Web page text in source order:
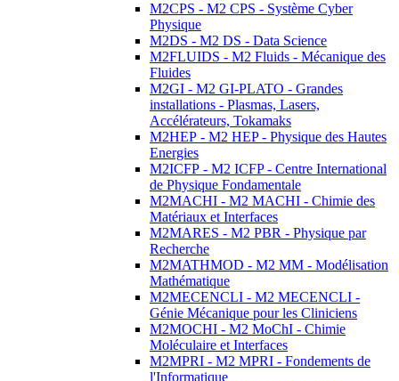
M2CPS - M2 CPS - Système Cyber
Physique
M2DS - M2 DS - Data Science
M2FLUIDS - M2 Fluids - Mécanique des
Fluides
M2GI - M2 GI-PLATO - Grandes
installations - Plasmas, Lasers,
Accélérateurs, Tokamaks
M2HEP - M2 HEP - Physique des Hautes
Energies
M2ICFP - M2 ICFP - Centre International
de Physique Fondamentale
M2MACHI - M2 MACHI - Chimie des
Matériaux et Interfaces
M2MARES - M2 PBR - Physique par
Recherche
M2MATHMOD - M2 MM - Modélisation
Mathématique
M2MECENCLI - M2 MECENCLI -
Génie Mécanique pour les Cliniciens
M2MOCHI - M2 MoChI - Chimie
Moléculaire et Interfaces
M2MPRI - M2 MPRI - Fondements de
l'Informatique